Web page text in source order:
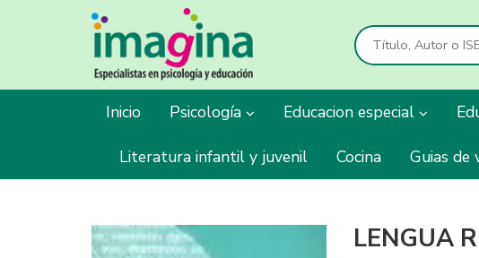
Inicio Psicología Educacion especial
Literatura infantil y juvenil Cocina Guias de
LENGUA